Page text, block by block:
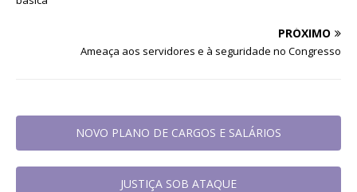
PRÓXIMO
Ameaça aos servidores e à seguridade no Congresso
NOVO PLANO DE CARGOS E SALÁRIOS
JUSTIÇA SOB ATAQUE